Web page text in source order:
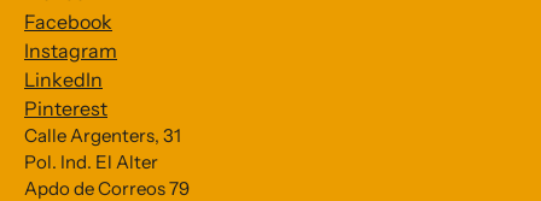
Facebook
Instagram
LinkedIn
Pinterest
Calle Argenters, 31
Pol. Ind. El Alter
Apdo de Correos 79
Subscribe to our Newsletter